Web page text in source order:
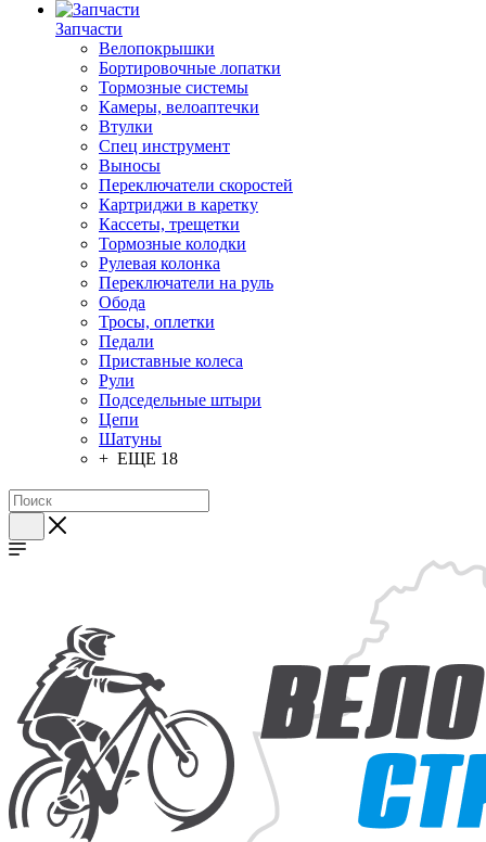
Запчасти
Велопокрышки
Бортировочные лопатки
Тормозные системы
Камеры, велоаптечки
Втулки
Спец инструмент
Выносы
Переключатели скоростей
Картриджи в каретку
Кассеты, трещетки
Тормозные колодки
Рулевая колонка
Переключатели на руль
Обода
Тросы, оплетки
Педали
Приставные колеса
Рули
Подседельные штыри
Цепи
Шатуны
+ ЕЩЕ 18